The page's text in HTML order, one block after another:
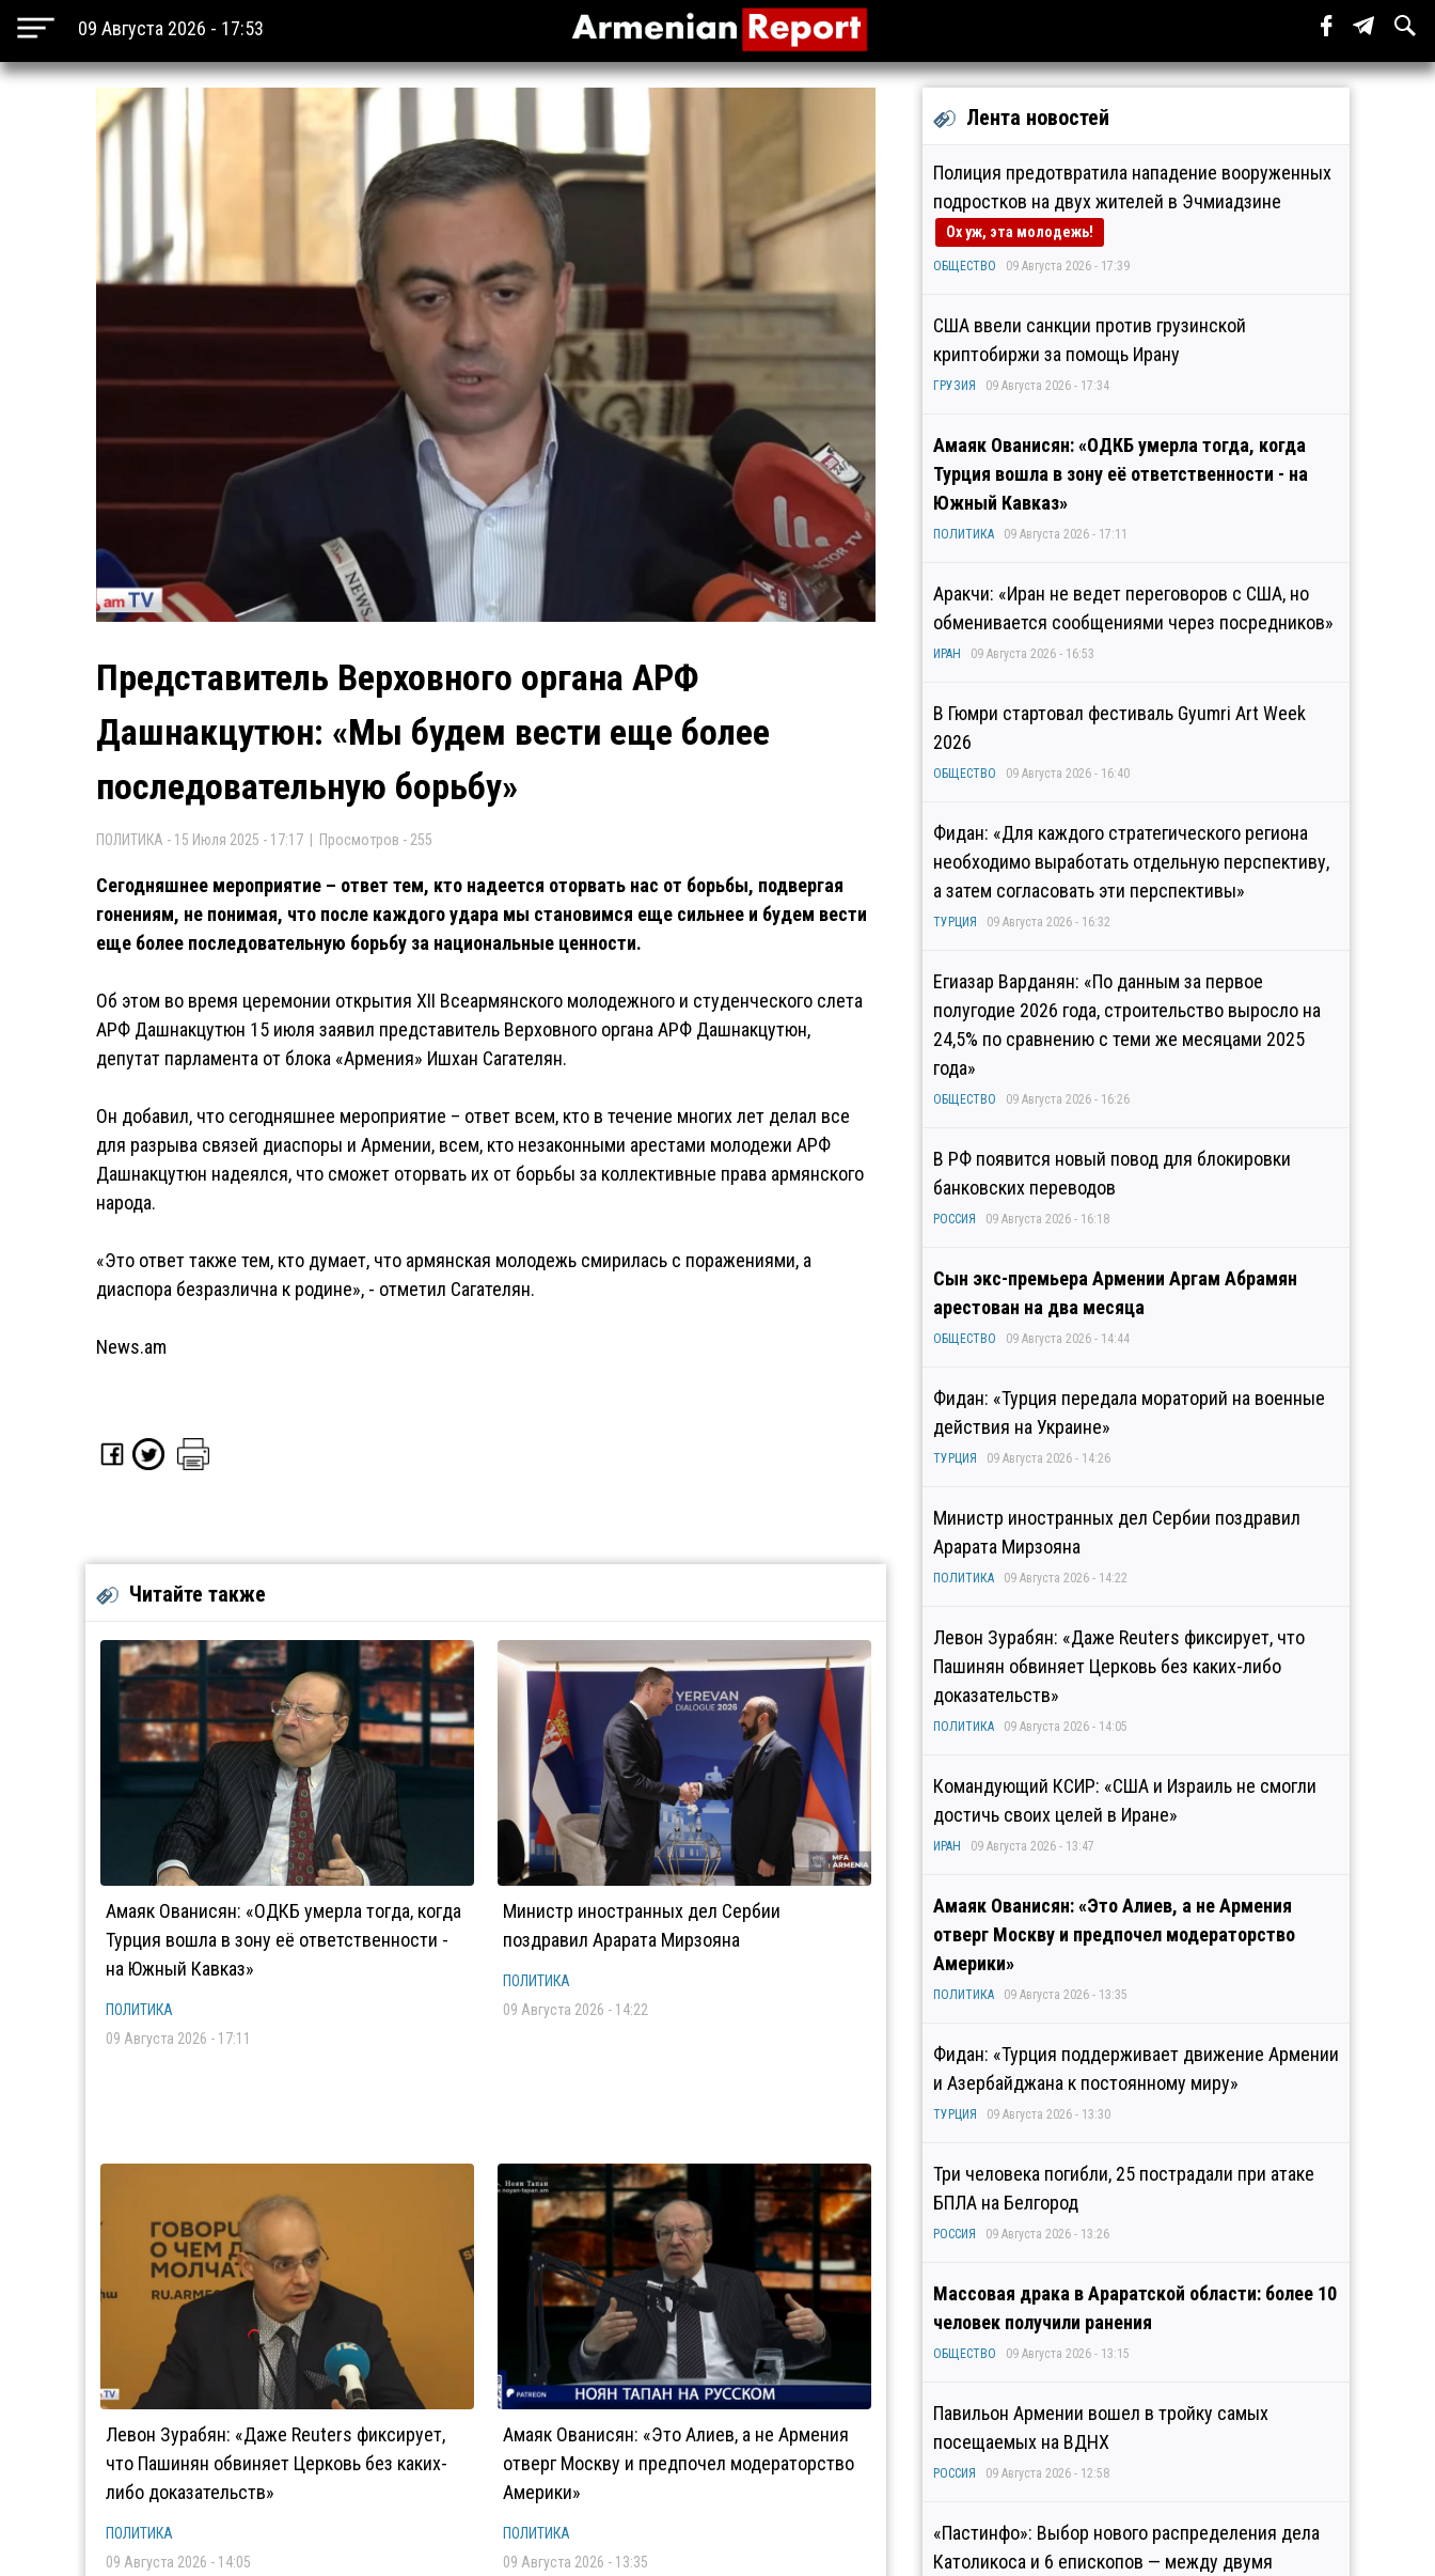
09 Августа 2026 - 17:53
Представитель Верховного органа АРФ
Дашнакцутюн: «Мы будем вести еще более
последовательную борьбу»
ПОЛИТИКА - 15 Июля 2025 - 17:17 | Просмотров - 255
Сегодняшнее мероприятие – ответ тем, кто надеется оторвать нас от борьбы, подвергая
гонениям, не понимая, что после каждого удара мы становимся еще сильнее и будем вести
еще более последовательную борьбу за национальные ценности.
Об этом во время церемонии открытия XII Всеармянского молодежного и студенческого слета
АРФ Дашнакцутюн 15 июля заявил представитель Верховного органа АРФ Дашнакцутюн,
депутат парламента от блока «Армения» Ишхан Сагателян.
Он добавил, что сегодняшнее мероприятие – ответ всем, кто в течение многих лет делал все
для разрыва связей диаспоры и Армении, всем, кто незаконными арестами молодежи АРФ
Дашнакцутюн надеялся, что сможет оторвать их от борьбы за коллективные права армянского
народа.
«Это ответ также тем, кто думает, что армянская молодежь смирилась с поражениями, а
диаспора безразлична к родине», - отметил Сагателян.
News.am
Читайте также
Амаяк Ованисян: «ОДКБ умерла тогда, когда
Турция вошла в зону её ответственности -
на Южный Кавказ»
ПОЛИТИКА
09 Августа 2026 - 17:11
Министр иностранных дел Сербии
поздравил Арарата Мирзояна
ПОЛИТИКА
09 Августа 2026 - 14:22
Левон Зурабян: «Даже Reuters фиксирует,
что Пашинян обвиняет Церковь без каких-
либо доказательств»
ПОЛИТИКА
09 Августа 2026 - 14:05
Амаяк Ованисян: «Это Алиев, а не Армения
отверг Москву и предпочел модераторство
Америки»
ПОЛИТИКА
09 Августа 2026 - 13:35
Лента новостей
Полиция предотвратила нападение вооруженных
подростков на двух жителей в Эчмиадзине
Ох уж, эта молодежь!
ОБЩЕСТВО 09 Августа 2026 - 17:39
США ввели санкции против грузинской
криптобиржи за помощь Ирану
ГРУЗИЯ 09 Августа 2026 - 17:34
Амаяк Ованисян: «ОДКБ умерла тогда, когда
Турция вошла в зону её ответственности - на
Южный Кавказ»
ПОЛИТИКА 09 Августа 2026 - 17:11
Аракчи: «Иран не ведет переговоров с США, но
обменивается сообщениями через посредников»
ИРАН 09 Августа 2026 - 16:53
В Гюмри стартовал фестиваль Gyumri Art Week
2026
ОБЩЕСТВО 09 Августа 2026 - 16:40
Фидан: «Для каждого стратегического региона
необходимо выработать отдельную перспективу,
а затем согласовать эти перспективы»
ТУРЦИЯ 09 Августа 2026 - 16:32
Егиазар Варданян: «По данным за первое
полугодие 2026 года, строительство выросло на
24,5% по сравнению с теми же месяцами 2025
года»
ОБЩЕСТВО 09 Августа 2026 - 16:26
В РФ появится новый повод для блокировки
банковских переводов
РОССИЯ 09 Августа 2026 - 16:18
Сын экс-премьера Армении Аргам Абрамян
арестован на два месяца
ОБЩЕСТВО 09 Августа 2026 - 14:44
Фидан: «Турция передала мораторий на военные
действия на Украине»
ТУРЦИЯ 09 Августа 2026 - 14:26
Министр иностранных дел Сербии поздравил
Арарата Мирзояна
ПОЛИТИКА 09 Августа 2026 - 14:22
Левон Зурабян: «Даже Reuters фиксирует, что
Пашинян обвиняет Церковь без каких-либо
доказательств»
ПОЛИТИКА 09 Августа 2026 - 14:05
Командующий КСИР: «США и Израиль не смогли
достичь своих целей в Иране»
ИРАН 09 Августа 2026 - 13:47
Амаяк Ованисян: «Это Алиев, а не Армения
отверг Москву и предпочел модераторство
Америки»
ПОЛИТИКА 09 Августа 2026 - 13:35
Фидан: «Турция поддерживает движение Армении
и Азербайджана к постоянному миру»
ТУРЦИЯ 09 Августа 2026 - 13:30
Три человека погибли, 25 пострадали при атаке
БПЛА на Белгород
РОССИЯ 09 Августа 2026 - 13:26
Массовая драка в Араратской области: более 10
человек получили ранения
ОБЩЕСТВО 09 Августа 2026 - 13:15
Павильон Армении вошел в тройку самых
посещаемых на ВДНХ
РОССИЯ 09 Августа 2026 - 12:58
«Пастинфо»: Выбор нового распределения дела
Католикоса и 6 епископов — между двумя